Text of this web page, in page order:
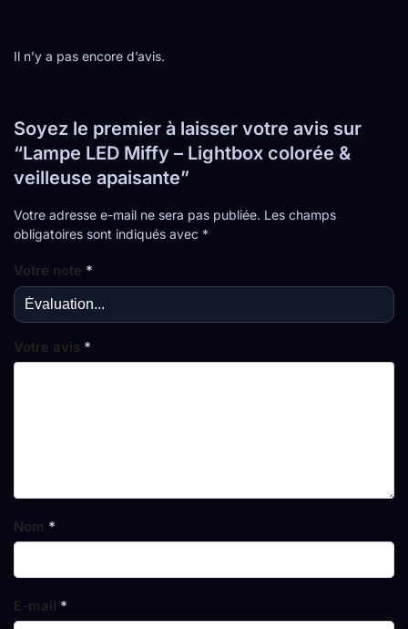
Il n’y a pas encore d’avis.
Soyez le premier à laisser votre avis sur
“Lampe LED Miffy – Lightbox colorée &
veilleuse apaisante”
Votre adresse e-mail ne sera pas publiée. Les champs
obligatoires sont indiqués avec *
Votre note *
Votre avis *
Nom *
E-mail *